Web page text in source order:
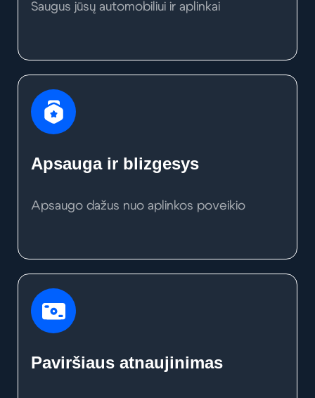
Saugus jūsų automobiliui ir aplinkai
Apsauga ir blizgesys
Apsaugo dažus nuo aplinkos poveikio
Paviršiaus atnaujinimas